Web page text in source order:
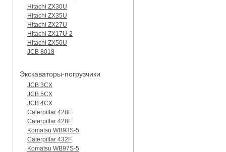
Hitachi ZX30U
Hitachi ZX35U
Hitachi ZX27U
Hitachi ZX17U-2
Hitachi ZX50U
JCB 8018
Экскаваторы-погрузчики
JCB 3CX
JCB 5CX
JCB 4CX
Caterpillar 428E
Caterpillar 428F
Komatsu WB93S-5
Caterpillar 432F
Komatsu WB97S-5